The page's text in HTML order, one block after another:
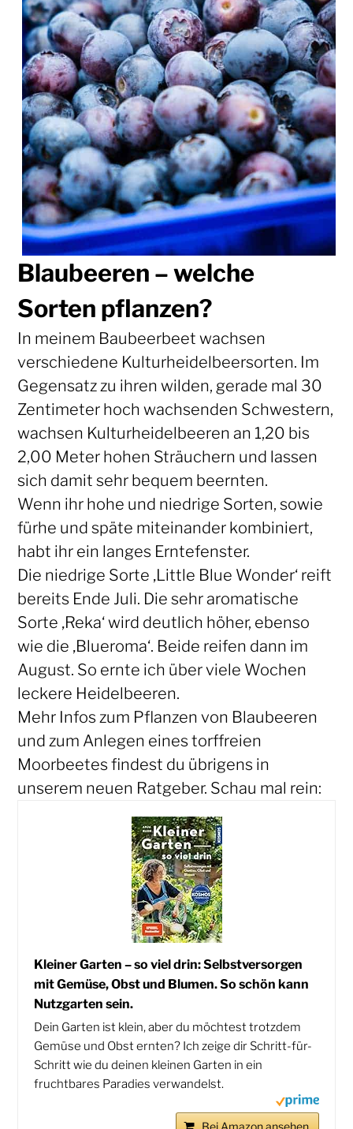
Blaubeeren – welche
Sorten pflanzen?
In meinem Baubeerbeet wachsen
verschiedene Kulturheidelbeersorten. Im
Gegensatz zu ihren wilden, gerade mal 30
Zentimeter hoch wachsenden Schwestern,
wachsen Kulturheidelbeeren an 1,20 bis
2,00 Meter hohen Sträuchern und lassen
sich damit sehr bequem beernten.
Wenn ihr hohe und niedrige Sorten, sowie
fürhe und späte miteinander kombiniert,
habt ihr ein langes Erntefenster.
Die niedrige Sorte ‚Little Blue Wonder‘ reift
bereits Ende Juli. Die sehr aromatische
Sorte ‚Reka‘ wird deutlich höher, ebenso
wie die ‚Blueroma‘. Beide reifen dann im
August. So ernte ich über viele Wochen
leckere Heidelbeeren.
Mehr Infos zum Pflanzen von Blaubeeren
und zum Anlegen eines torffreien
Moorbeetes findest du übrigens in
unserem neuen Ratgeber. Schau mal rein:
Kleiner Garten – so viel drin: Selbstversorgen
mit Gemüse, Obst und Blumen. So schön kann
Nutzgarten sein.
Dein Garten ist klein, aber du möchtest trotzdem
Gemüse und Obst ernten? Ich zeige dir Schritt-für-
Schritt wie du deinen kleinen Garten in ein
fruchtbares Paradies verwandelst.
Bei Amazon ansehen